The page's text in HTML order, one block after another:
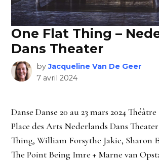
One Flat Thing –
Dans Theater
by Jacqueline Van De Geer
7 avril 2024
Danse Danse 20 au 23 mars 2024
Place des Arts Nederlands Dans
Thing, William Forsythe Jakie, Sharon
The Point Being Imre + Marne van